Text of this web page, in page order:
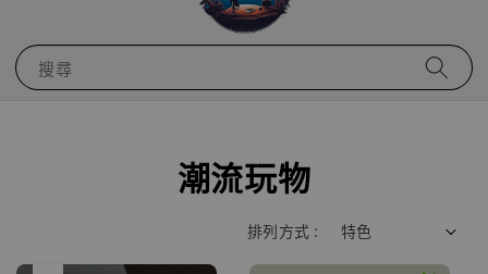
搜尋
潮流玩物
排列方式 :